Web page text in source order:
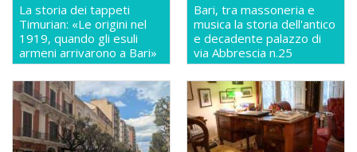
La storia dei tappeti
Timurian: «Le origini nel
1919, quando gli esuli
armeni arrivarono a Bari»
Bari, tra massoneria e
musica la storia dell'antico
e decadente palazzo di
via Abbrescia n.25